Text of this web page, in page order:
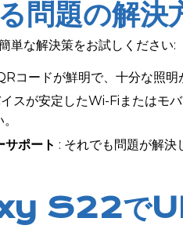
問題の解決
単な解決策をお試しください:
コードが鮮明で、十分な照明
スが安定したWi-Fiまたはモ
ポート : それでも問題が解
S22で